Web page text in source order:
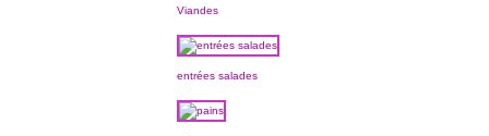
Viandes
entrées salades